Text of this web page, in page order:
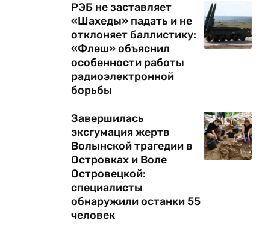
РЭБ не заставляет
«Шахеды» падать и не
отклоняет баллистику:
«Флеш» объяснил
особенности работы
радиоэлектронной
борьбы
Завершилась
эксгумация жертв
Волынской трагедии в
Островках и Воле
Островецкой:
специалисты
обнаружили останки 55
человек